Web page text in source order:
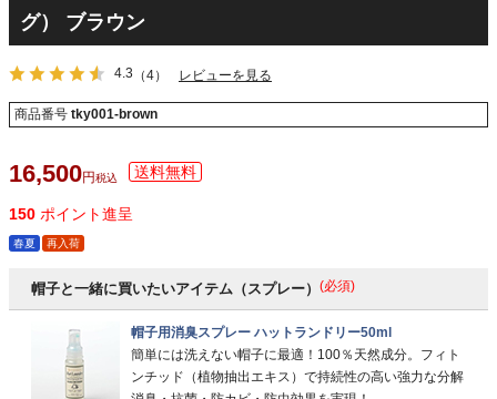
グ） ブラウン
4.3 （4） レビューを見る
商品番号 tky001-brown
16,500 税込
150 ポイント進呈
春夏 再入荷
帽子と一緒に買いたいアイテム（スプレー） (必須)
帽子用消臭スプレー ハットランドリー50ml
簡単には洗えない帽子に最適！100％天然成分。フィト
ンチッド（植物抽出エキス）で持続性の高い強力な分解